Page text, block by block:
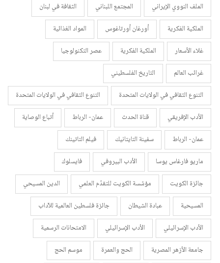
الملف النووي الإيراني
المجتمع اللبناني
الثقافة في لبنان
الملكية الفكرية
أورغان أورتاغوس
المواد الغذائية
غلاء الأسعار
الملكية الفكرية
عصر التكنولوجيا
غرائب العالم
التاريخ الفلسطيني
التنوع الثقافي في الولايات المتحدة
التنوع الثقافي في الولايات المتحدة
الأدب الإفريقي
قناة الحدث عمان- الرباط
أتباع الوصاية
عمان- الرباط
سفينة التايتانيك
فيلم التاتينك
ماريو فارغاس يوسا
الأدب البيروفي
فايسلوك
جائزة الكويت
مؤسّسة الكويت للتقدّم العلمي
الدين المسيحي
المسيحية
عبادة الشيطان
جائزة فلسطين العالمية للآداب
الأدب الإسرائيلي
الأدب الإسرائيلي
الامتحانات الرسمية
جامعة الأزهر المصرية
الحج والعمرة
موسم الحج